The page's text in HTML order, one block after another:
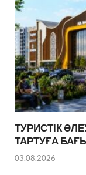
ТУРИСТІК
ТАРТУҒА
03.08.2026